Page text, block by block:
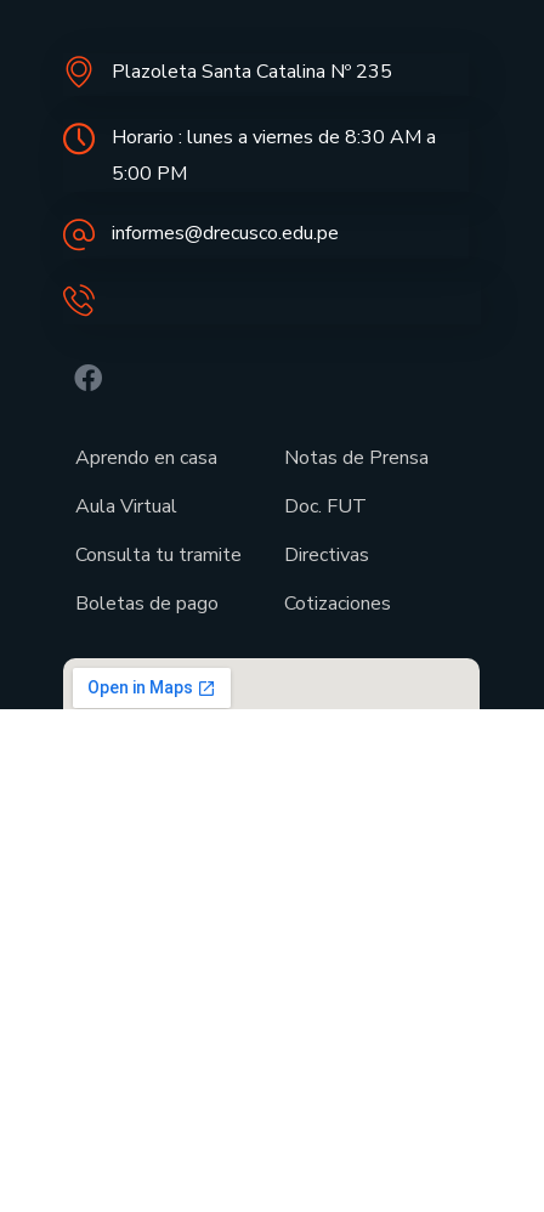
Plazoleta Santa Catalina Nº 235
Horario : lunes a viernes de 8:30 AM a
5:00 PM
informes@drecusco.edu.pe
Aprendo en casa
Aula Virtual
Consulta tu tramite
Boletas de pago
Notas de Prensa
Doc. FUT
Directivas
Cotizaciones